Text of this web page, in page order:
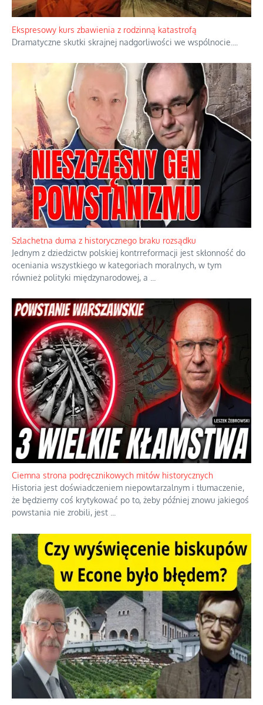
Ekspresowy kurs zbawienia z rodzinną katastrofą
Dramatyczne skutki skrajnej nadgorliwości we wspólnocie.
Szlachetna duma z historycznego braku rozsądku
Jednym z dziedzictw polskiej kontrreformacji jest skłonność do
oceniania wszystkiego w kategoriach moralnych, w tym
również polityki międzynarodowej, a
Ciemna strona podręcznikowych mitów historycznych
Historia jest doświadczeniem niepowtarzalnym i tłumaczenie,
że będziemy coś krytykować po to, żeby później znowu jakiegoś
powstania nie zrobili, jest